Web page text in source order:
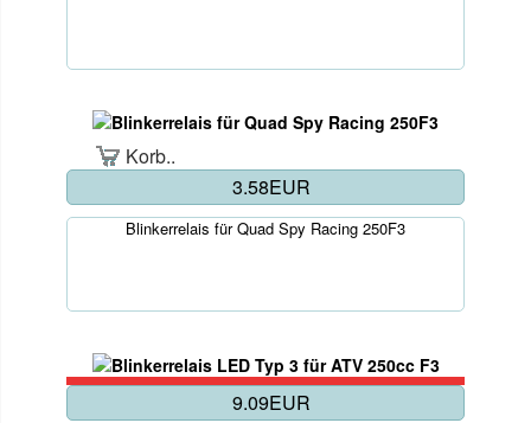
Korb..
3.58EUR
Blinkerrelais für Quad Spy Racing 250F3
9.09EUR